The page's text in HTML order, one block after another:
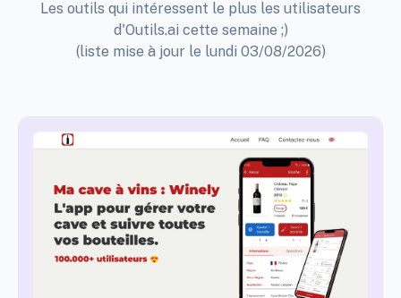
Les outils qui intéressent le plus les utilisateurs
d'Outils.ai cette semaine ;)
(liste mise à jour le lundi 03/08/2026)